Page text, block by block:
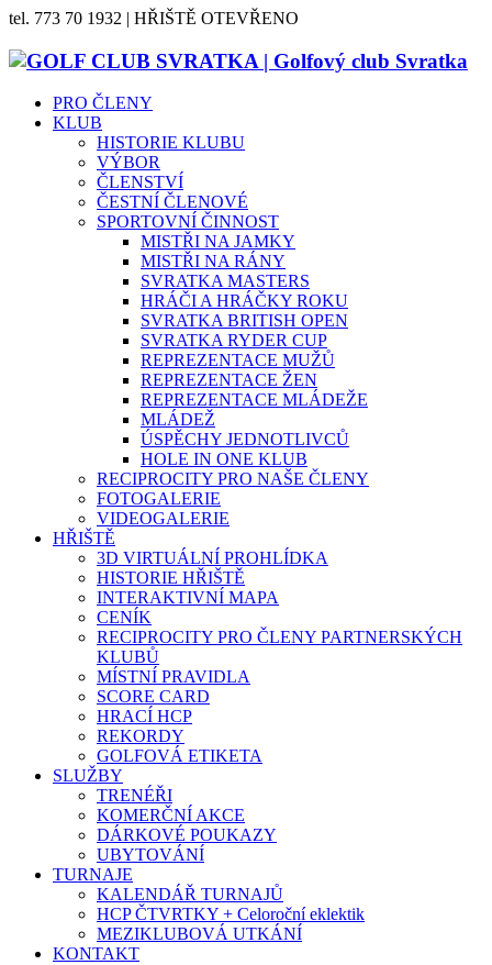
tel. 773 70 1932 | HŘIŠTĚ OTEVŘENO
PRO ČLENY
KLUB
HISTORIE KLUBU
VÝBOR
ČLENSTVÍ
ČESTNÍ ČLENOVÉ
SPORTOVNÍ ČINNOST
MISTŘI NA JAMKY
MISTŘI NA RÁNY
SVRATKA MASTERS
HRÁČI A HRÁČKY ROKU
SVRATKA BRITISH OPEN
SVRATKA RYDER CUP
REPREZENTACE MUŽŮ
REPREZENTACE ŽEN
REPREZENTACE MLÁDEŽE
MLÁDEŽ
ÚSPĚCHY JEDNOTLIVCŮ
HOLE IN ONE KLUB
RECIPROCITY PRO NAŠE ČLENY
FOTOGALERIE
VIDEOGALERIE
HŘIŠTĚ
3D VIRTUÁLNÍ PROHLÍDKA
HISTORIE HŘIŠTĚ
INTERAKTIVNÍ MAPA
CENÍK
RECIPROCITY PRO ČLENY PARTNERSKÝCH
KLUBŮ
MÍSTNÍ PRAVIDLA
SCORE CARD
HRACÍ HCP
REKORDY
GOLFOVÁ ETIKETA
SLUŽBY
TRENÉŘI
KOMERČNÍ AKCE
DÁRKOVÉ POUKAZY
UBYTOVÁNÍ
TURNAJE
KALENDÁŘ TURNAJŮ
HCP ČTVRTKY + Celoroční eklektik
MEZIKLUBOVÁ UTKÁNÍ
KONTAKT